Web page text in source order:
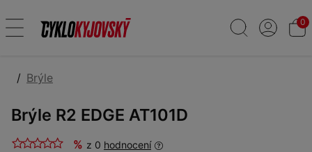
0
Brýle
Brýle R2 EDGE AT101D
% z 0 hodnocení